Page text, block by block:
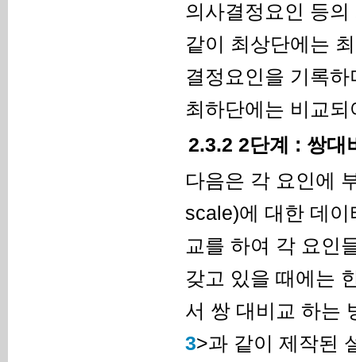
의사결정요인 등
같이 최상단에는
결정요인을 기록
최하단에는 비교
2.3.2 2단계 : 쌍대
다음은 각 요인에
scale)에 대한 데
교를 하여 각 요인
갖고 있을 때에는
서 쌍 대비교 하는
3>과 같이 제작된